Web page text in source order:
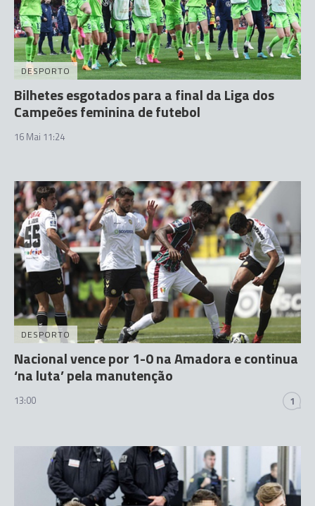
DESPORTO
Bilhetes esgotados para a final da Liga dos
Campeões feminina de futebol
16 Mai 11:24
DESPORTO
Nacional vence por 1-0 na Amadora e continua
‘na luta’ pela manutenção
13:00 1